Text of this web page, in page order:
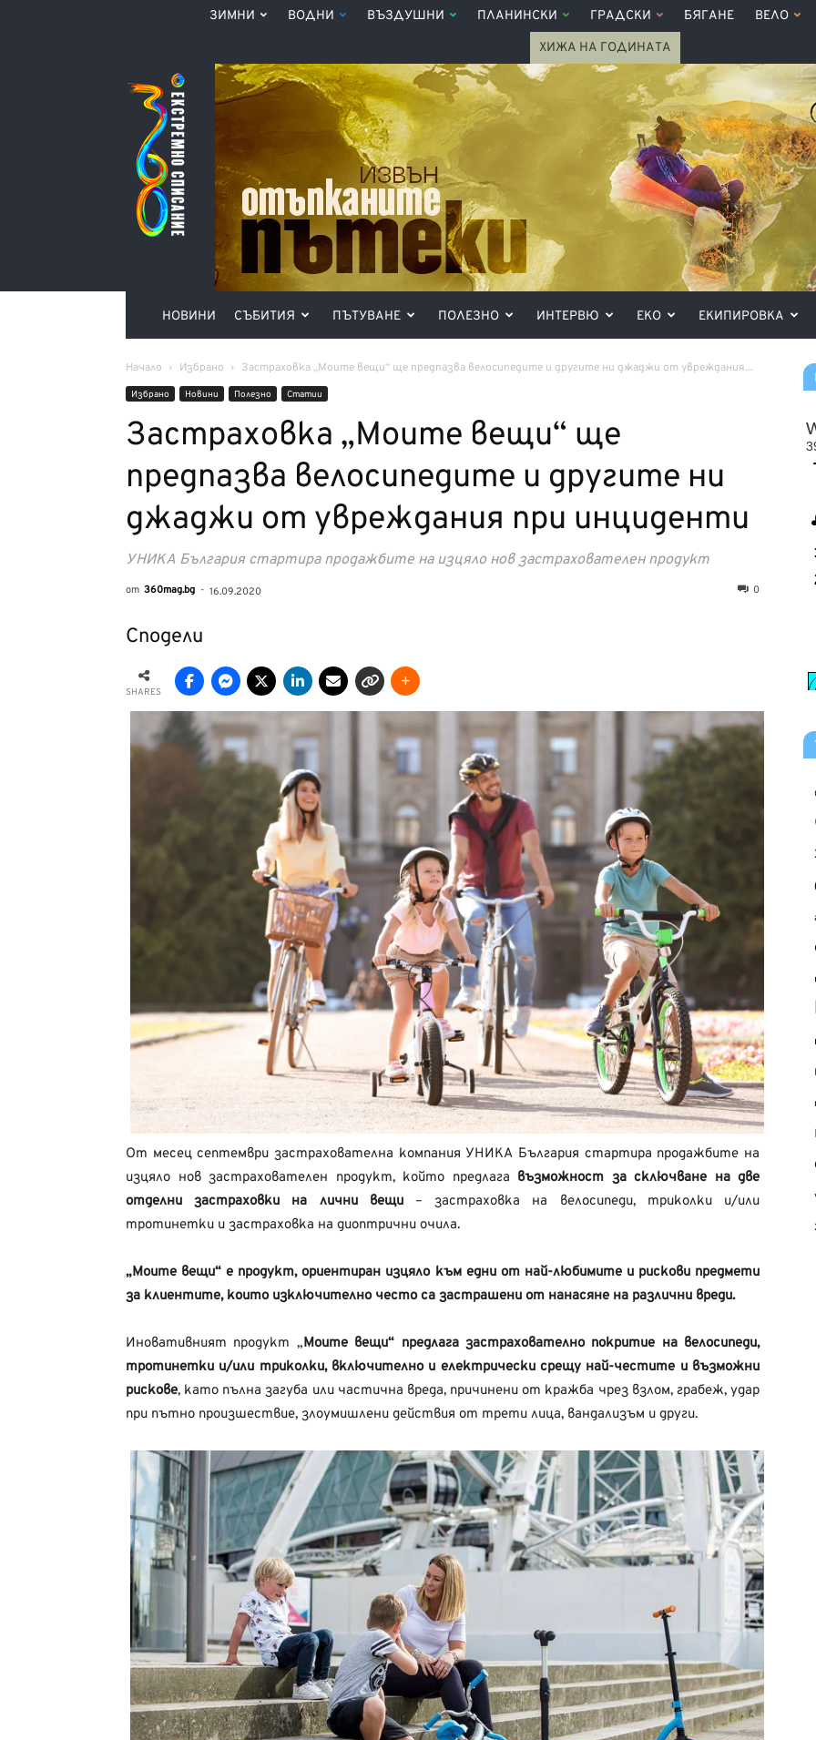
ЗИМНИ ВОДНИ ВЪЗДУШНИ ПЛАНИНСКИ ГРАДСКИ БЯГАНЕ ВЕЛО
ХИЖА НА ГОДИНАТА
Списание
360°
НОВИНИ СЪБИТИЯ ПЪТУВАНЕ ПОЛЕЗНО ИНТЕРВЮ ЕКО ЕКИПИРОВКА
Начало Избрано Застраховка „Моите вещи“ ще предпазва велосипедите и другите ни джаджи от увреждания...
Избрано Новини Полезно Статии
Застраховка „Моите вещи“ ще
предпазва велосипедите и другите ни
джаджи от увреждания при инциденти
УНИКА България стартира продажбите на изцяло нов застрахователен продукт
от 360mag.bg - 16.09.2020 0
Сподели
SHARES
От месец септември застрахователна компания УНИКА България стартира продажбите на
изцяло нов застрахователен продукт, който предлага възможност за сключване на две
отделни застраховки на лични вещи– застраховка на велосипеди, триколки и/или
тротинетки и застраховка на диоптрични очила.
„Моите вещи“ е продукт, ориентиран изцяло към едни от най-любимите и рискови предмети
за клиентите, които изключително често са застрашени от нанасяне на различни вреди.
Иновативният продукт „Моите вещи“ предлага застрахователно покритие на велосипеди,
тротинетки и/или триколки, включително и електрически срещу най-честите и възможни
рискове, като пълна загуба или частична вреда, причинени от кражба чрез взлом, грабеж, удар
при пътно произшествие, злоумишлени действия от трети лица, вандализъм и други.